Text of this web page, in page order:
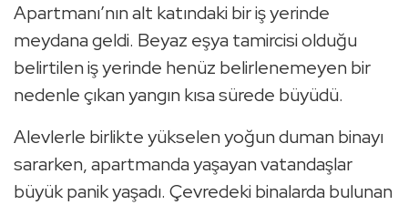
Apartmanı’nın alt katındaki bir iş yerinde
meydana geldi. Beyaz eşya tamircisi olduğu
belirtilen iş yerinde henüz belirlenemeyen bir
nedenle çıkan yangın kısa sürede büyüdü.
Alevlerle birlikte yükselen yoğun duman binayı
sararken, apartmanda yaşayan vatandaşlar
büyük panik yaşadı. Çevredeki binalarda bulunan